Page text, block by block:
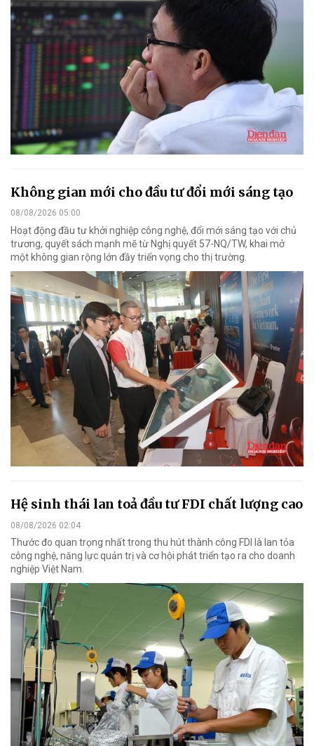
Không gian mới cho đầu tư đổi mới sáng tạo
08/08/2026 05:00
Hoạt động đầu tư khởi nghiệp công nghệ, đổi mới sáng tạo với chủ
trương, quyết sách mạnh mẽ từ Nghị quyết 57-NQ/TW, khai mở
một không gian rộng lớn đầy triển vọng cho thị trường.
Hệ sinh thái lan toả đầu tư FDI chất lượng cao
08/08/2026 02:04
Thước đo quan trọng nhất trong thu hút thành công FDI là lan tỏa
công nghệ, năng lực quản trị và cơ hội phát triển tạo ra cho doanh
nghiệp Việt Nam.